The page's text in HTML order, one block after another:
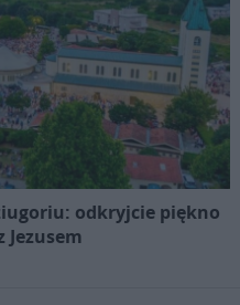
odkryjcie piękno